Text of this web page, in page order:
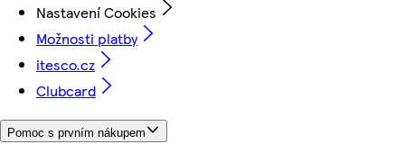
Nastavení Cookies
Možnosti platby
itesco.cz
Clubcard
Pomoc s prvním nákupem